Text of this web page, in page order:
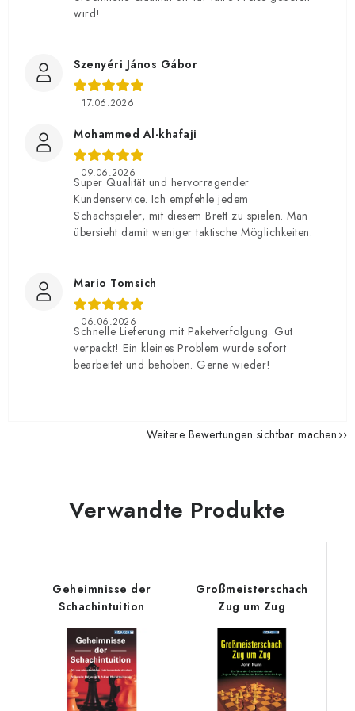
wird!
Szenyéri János Gábor
17.06.2026
Mohammed Al-khafaji
09.06.2026
Super Qualität und hervorragender
Kundenservice. Ich empfehle jedem
Schachspieler, mit diesem Brett zu spielen. Man
übersieht damit weniger taktische Möglichkeiten.
Mario Tomsich
06.06.2026
Schnelle Lieferung mit Paketverfolgung. Gut
verpackt! Ein kleines Problem wurde sofort
bearbeitet und behoben. Gerne wieder!
Weitere Bewertungen sichtbar machen
Verwandte Produkte
Geheimnisse der
Schachintuition
Großmeisterschach
Zug um Zug